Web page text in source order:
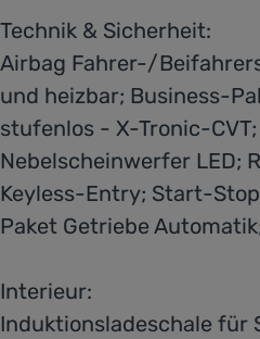
Technik & Sicherheit:
Airbag Fahrer-/
und heizbar; Business-
stufenlos - X-Tronic-
Nebelscheinwerfer LED;
Keyless-Entry; Start-
Paket Getriebe
Interieur:
Induktionsladeschale für